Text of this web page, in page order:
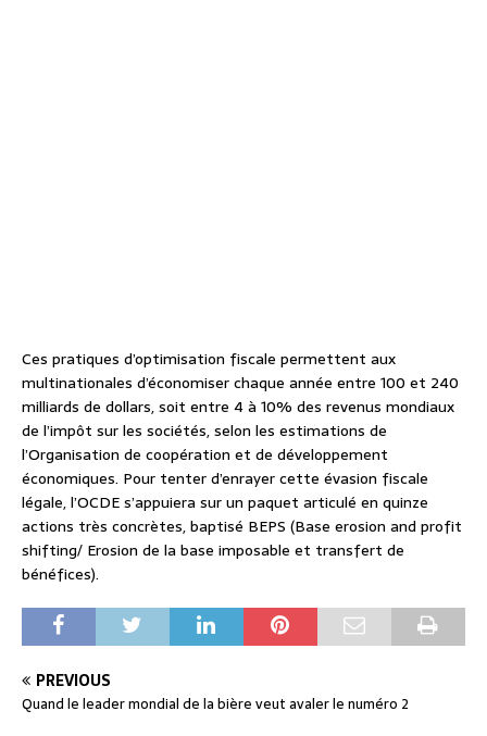
Ces pratiques d’optimisation fiscale permettent aux
multinationales d’économiser chaque année entre 100 et 240
milliards de dollars, soit entre 4 à 10% des revenus mondiaux
de l’impôt sur les sociétés, selon les estimations de
l’Organisation de coopération et de développement
économiques. Pour tenter d’enrayer cette évasion fiscale
légale, l’OCDE s’appuiera sur un paquet articulé en quinze
actions très concrètes, baptisé BEPS (Base erosion and profit
shifting/ Erosion de la base imposable et transfert de
bénéfices).
PREVIOUS
Quand le leader mondial de la bière veut avaler le numéro 2